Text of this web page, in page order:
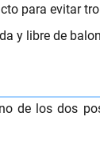
para evitar
y libre de
de los dos